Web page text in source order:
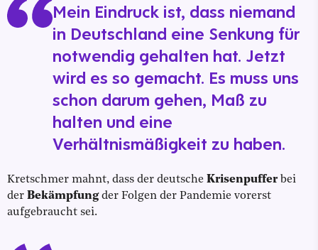
Mein Eindruck ist, dass niemand
in Deutschland eine Senkung für
notwendig gehalten hat. Jetzt
wird es so gemacht. Es muss uns
schon darum gehen, Maß zu
halten und eine
Verhältnismäßigkeit zu haben.
Kretschmer mahnt, dass der deutsche Krisenpufferbei
der Bekämpfungder Folgen der Pandemie vorerst
aufgebraucht sei.